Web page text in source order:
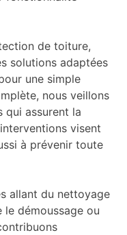
de toiture,
solutions adaptées
une simple
nous veillons
qui assurent la
visent
à prévenir toute
allant du nettoyage
démoussage ou